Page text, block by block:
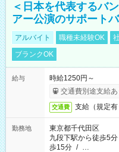
＜日本を代表するバ
アー公演のサポート
アルバイト 職種未経験OK
ブランクOK
給与
時給1250円～
交通費別途支給あ
交通費 支給（規定有
勤務地
東京都千代田区
九段下駅から徒歩5分
歩15分 / …